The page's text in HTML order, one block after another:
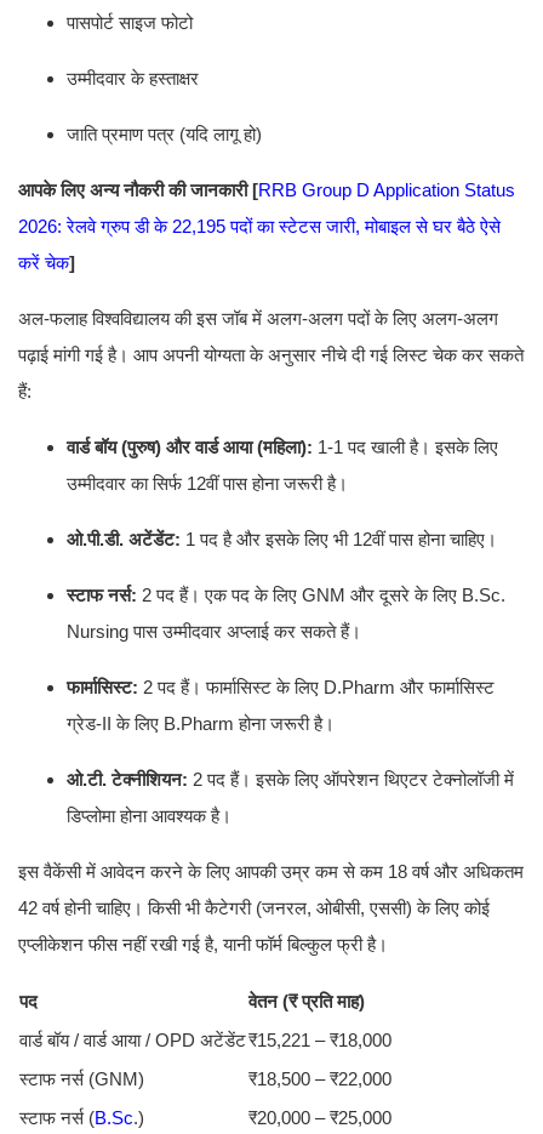
पासपोर्ट साइज फोटो
उम्मीदवार के हस्ताक्षर
जाति प्रमाण पत्र (यदि लागू हो)
आपके लिए अन्य नौकरी की जानकारी [RRB Group D Application Status
2026: रेलवे ग्रुप डी के 22,195 पदों का स्टेटस जारी, मोबाइल से घर बैठे ऐसे
करें चेक]
अल-फलाह विश्वविद्यालय की इस जॉब में अलग-अलग पदों के लिए अलग-अलग
पढ़ाई मांगी गई है। आप अपनी योग्यता के अनुसार नीचे दी गई लिस्ट चेक कर सकते
हैं:
वार्ड बॉय (पुरुष) और वार्ड आया (महिला): 1-1 पद खाली है। इसके लिए
उम्मीदवार का सिर्फ 12वीं पास होना जरूरी है।
ओ.पी.डी. अटेंडेंट: 1 पद है और इसके लिए भी 12वीं पास होना चाहिए।
स्टाफ नर्स: 2 पद हैं। एक पद के लिए GNM और दूसरे के लिए B.Sc.
Nursing पास उम्मीदवार अप्लाई कर सकते हैं।
फार्मासिस्ट: 2 पद हैं। फार्मासिस्ट के लिए D.Pharm और फार्मासिस्ट
ग्रेड-II के लिए B.Pharm होना जरूरी है।
ओ.टी. टेक्नीशियन: 2 पद हैं। इसके लिए ऑपरेशन थिएटर टेक्नोलॉजी में
डिप्लोमा होना आवश्यक है।
इस वैकेंसी में आवेदन करने के लिए आपकी उम्र कम से कम 18 वर्ष और अधिकतम
42 वर्ष होनी चाहिए। किसी भी कैटेगरी (जनरल, ओबीसी, एससी) के लिए कोई
एप्लीकेशन फीस नहीं रखी गई है, यानी फॉर्म बिल्कुल फ्री है।
पद
वेतन (₹ प्रति माह)
वार्ड बॉय / वार्ड आया / OPD अटेंडेंट₹15,221 – ₹18,000
स्टाफ नर्स (GNM)
₹18,500 – ₹22,000
स्टाफ नर्स (B.Sc.) ₹20,000 – ₹25,000